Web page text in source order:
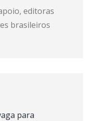
editoras
brasileiros
para